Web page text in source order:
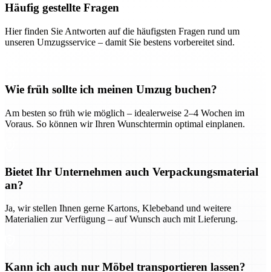
Häufig gestellte Fragen
Hier finden Sie Antworten auf die häufigsten Fragen rund um
unseren Umzugsservice – damit Sie bestens vorbereitet sind.
Wie früh sollte ich meinen Umzug buchen?
Am besten so früh wie möglich – idealerweise 2–4 Wochen im
Voraus. So können wir Ihren Wunschtermin optimal einplanen.
Bietet Ihr Unternehmen auch Verpackungsmaterial
an?
Ja, wir stellen Ihnen gerne Kartons, Klebeband und weitere
Materialien zur Verfügung – auf Wunsch auch mit Lieferung.
Kann ich auch nur Möbel transportieren lassen?